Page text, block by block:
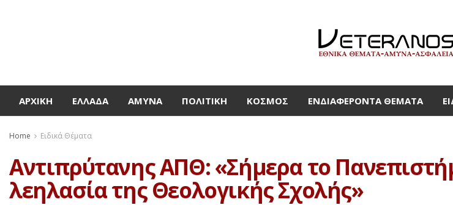
ΑΡΧΙΚΉ ΕΛΛΆΔΑ ΆΜΥΝΑ ΠΟΛΙΤΙΚΉ ΚΌΣΜΟΣ ΕΝΔΙΑΦΈΡΟΝΤΑ ΘΈΜΑΤΑ
Home Ειδικά Θέματα
Αντιπρύτανης ΑΠΘ: «Σήμερα το
λεηλασία της Θεολογικής Σχολής»